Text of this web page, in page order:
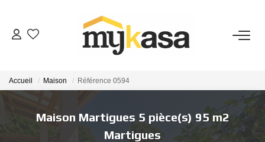
VENTES
ESTIMATION
Accueil Maison Référence 0594
Maison Martigues 5 pièce(s) 95 m2
Martigues